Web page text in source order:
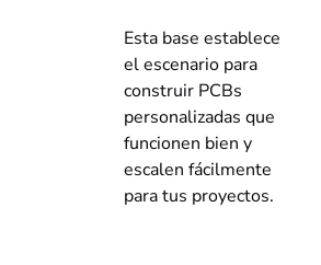
Esta base establece
el escenario para
construir PCBs
personalizadas que
funcionen bien y
escalen fácilmente
para tus proyectos.